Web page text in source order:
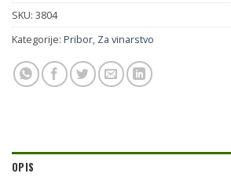
SKU: 3804
Kategorije: Pribor, Za vinarstvo
OPIS